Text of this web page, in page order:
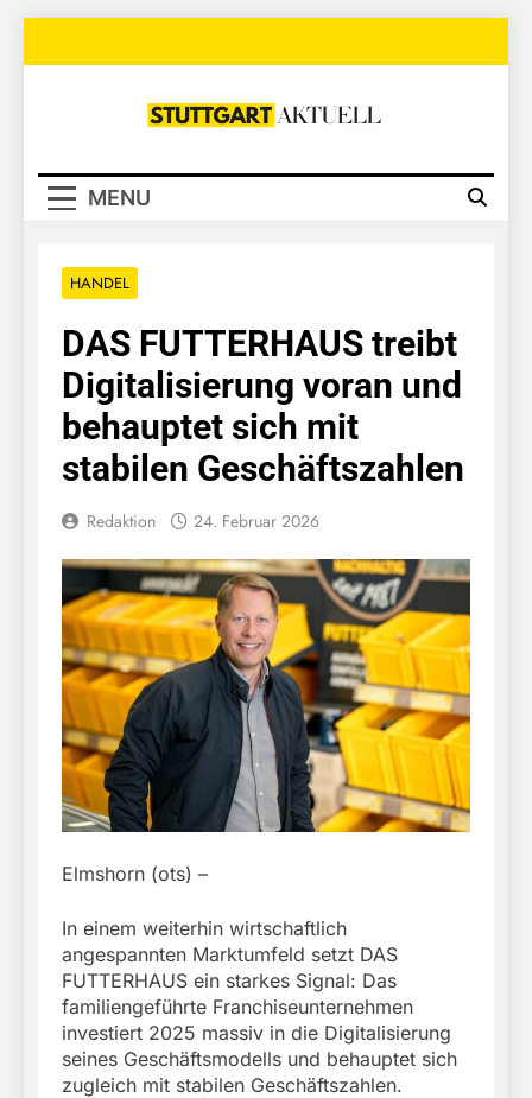
Stuttgart
MENU
HANDEL
DAS FUTTERHAUS treibt
Digitalisierung voran und
behauptet sich mit
stabilen Geschäftszahlen
Redaktion 24. Februar 2026
Elmshorn (ots) –
In einem weiterhin wirtschaftlich
angespannten Marktumfeld setzt DAS
FUTTERHAUS ein starkes Signal: Das
familiengeführte Franchiseunternehmen
investiert 2025 massiv in die Digitalisierung
seines Geschäftsmodells und behauptet sich
zugleich mit stabilen Geschäftszahlen.